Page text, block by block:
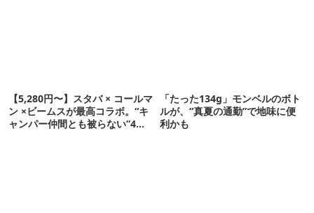
【5,280円〜】スタバ × コールマ
ン ×ビームスが最高コラボ。“キ
ャンパー仲間とも被らない”4ア
「たった134g」モンベルのボト
ルが、“真夏の通勤”で地味に便
利かも